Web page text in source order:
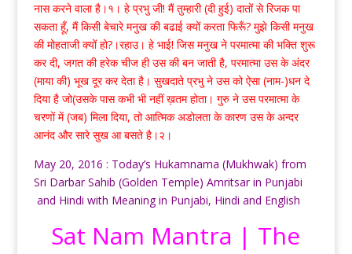
नास करने वाला है।१। हे प्रभु जी! मैं तुम्हारी (दी हुई) दातों से रिजक पा
सकता हूँ, मैं किसी बेचारे मनुख की बढाई क्यों करता फिरूँ? मुझे किसी मनुख
की मोहताजी क्यों हो?।रहाउ। हे भाई! जिस मनुख ने परमात्मा की भक्ति शुरू
कर दी, जगत की हरेक चीज ही उस की बन जाती है, परमात्मा उस के अंदर
(माया की) भूख दूर कर देता है। सुखदाते प्रभु ने उस को ऐसा (नाम-)धन दे
दिया है जो(उसके पास कभी भी नहीं ख़तम होता। गुरु ने उस परमात्मा के
चरणों में (जब) मिला दिया, तो आत्मिक अडोलता के कारण उस के अन्दर
आनंद और सारे सुख आ बसते है।२।
May 20, 2016 : Today’s Hukamnama (Mukhwak) from
Sri Darbar Sahib (Golden Temple) Amritsar in Punjabi
and Hindi with Meaning in Punjabi, Hindi and English
Sat Nam Mantra | The